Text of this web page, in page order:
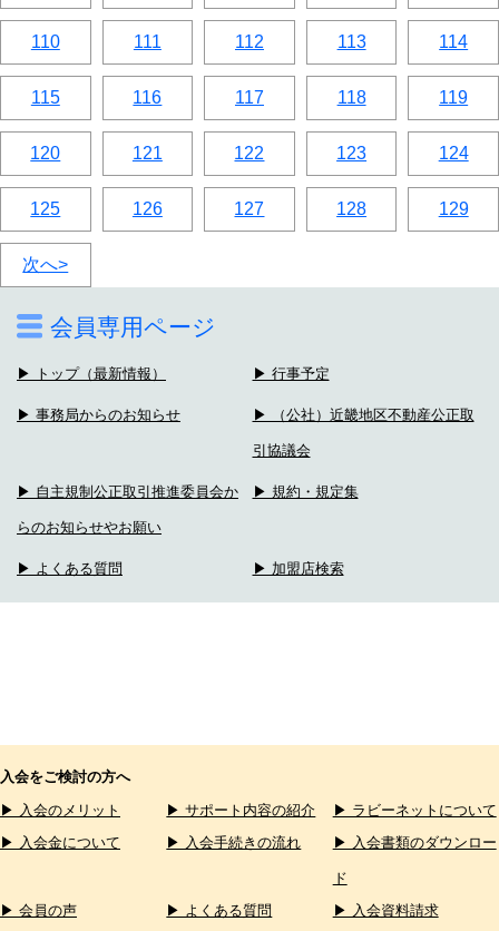
会員専用ページ
▶ トップ（最新情報） ▶ 行事予定
▶ 事務局からのお知らせ ▶ （公社）近畿地区不動産公正取
引協議会
▶ 自主規制公正取引推進委員会か
らのお知らせやお願い
▶ 規約・規定集
▶ よくある質問 ▶ 加盟店検索
110 111 112 113 114
115 116 117 118 119
120 121 122 123 124
125 126 127 128 129
次へ>
入会をご検討の方へ
▶ 入会のメリット
▶ サポート内容の紹介
▶ ラビーネットについて
▶ 入会金について
▶ 入会手続きの流れ ▶ 入会書類のダウンロー
ド
▶ 会員の声
▶ よくある質問
▶ 入会資料請求